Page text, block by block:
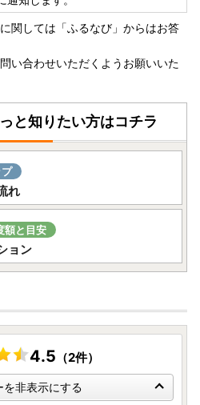
関しては「ふるなび」からはお答
い合わせいただくようお願いいた
と知りたい方はコチラ
れ
額と目安
ョン
4.5 （2件）
を非表示にする